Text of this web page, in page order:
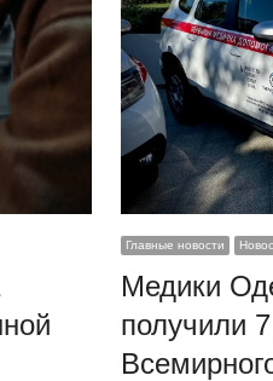
Главные новости
Медики
получили